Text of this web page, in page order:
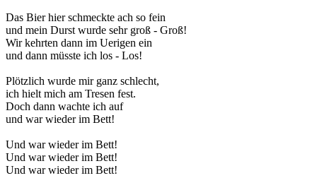
Das Bier hier schmeckte ach so fein
und mein Durst wurde sehr groß - Groß!
Wir kehrten dann im Uerigen ein
und dann müsste ich los - Los!
Plötzlich wurde mir ganz schlecht,
ich hielt mich am Tresen fest.
Doch dann wachte ich auf
und war wieder im Bett!
Und war wieder im Bett!
Und war wieder im Bett!
Und war wieder im Bett!